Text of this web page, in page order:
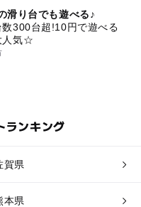
滑り台でも遊べる♪
300台超!10円で遊べる
人気☆
ランキング
賀県
本県